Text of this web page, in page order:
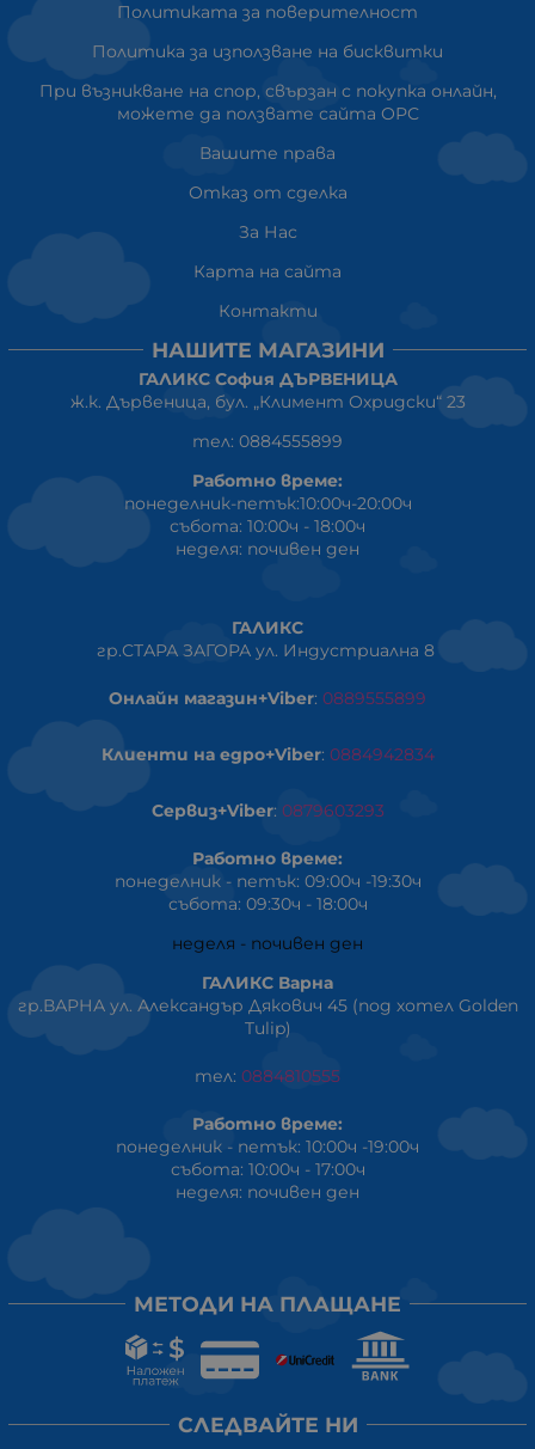
Политиката за поверителност
Политика за използване на бисквитки
При възникване на спор, свързан с покупка онлайн,
можете да ползвате сайта ОРС
Вашите права
Отказ от сделка
За Нас
Карта на сайта
Контакти
НАШИТЕ МАГАЗИНИ
ГАЛИКС София ДЪРВЕНИЦА
ж.к. Дървеница, бул. „Климент Охридски“ 23
тел: 0884555899
Работно време:
понеделник-петък:10:00ч-20:00ч
събота: 10:00ч - 18:00ч
неделя: почивен ден
ГАЛИКС
гр.СТАРА ЗАГОРА ул. Индустриална 8
Онлайн магазин+Viber: 0889555899
Клиенти на едро+Viber: 0884942834
Сервиз+Viber: 0879603293
Работно време:
понеделник - петък: 09:00ч -19:30ч
събота: 09:30ч - 18:00ч
неделя - почивен ден
ГАЛИКС Варна
гр.ВАРНА ул. Александър Дякович 45 (под хотел Golden
Tulip)
тел: 0884810555
Работно време:
понеделник - петък: 10:00ч -19:00ч
събота: 10:00ч - 17:00ч
неделя: почивен ден
МЕТОДИ НА ПЛАЩАНЕ
СЛЕДВАЙТЕ НИ